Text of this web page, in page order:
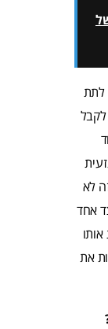
לתת
לא
אחד
את